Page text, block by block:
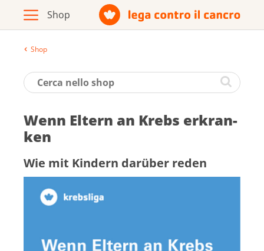
Opuscoli / materiale informativo
Prodotti
Vai al sito della Lega contro il cancro
Shop
Wenn El­tern an Krebs er­kran­
ken
Wie mit Kin­dern dar­über re­den